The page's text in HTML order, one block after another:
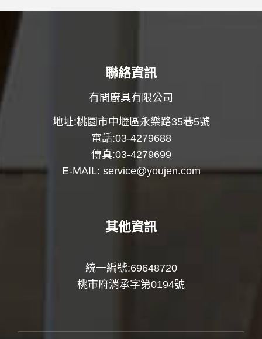
聯絡資訊
有間廚具有限公司
地址:桃園市中壢區永樂路35巷5號
電話:03-4279688
傳真:03-4279699
E-MAIL: service@youjen.com
其他資訊
統一編號:69648720
桃市府消承字第0194號